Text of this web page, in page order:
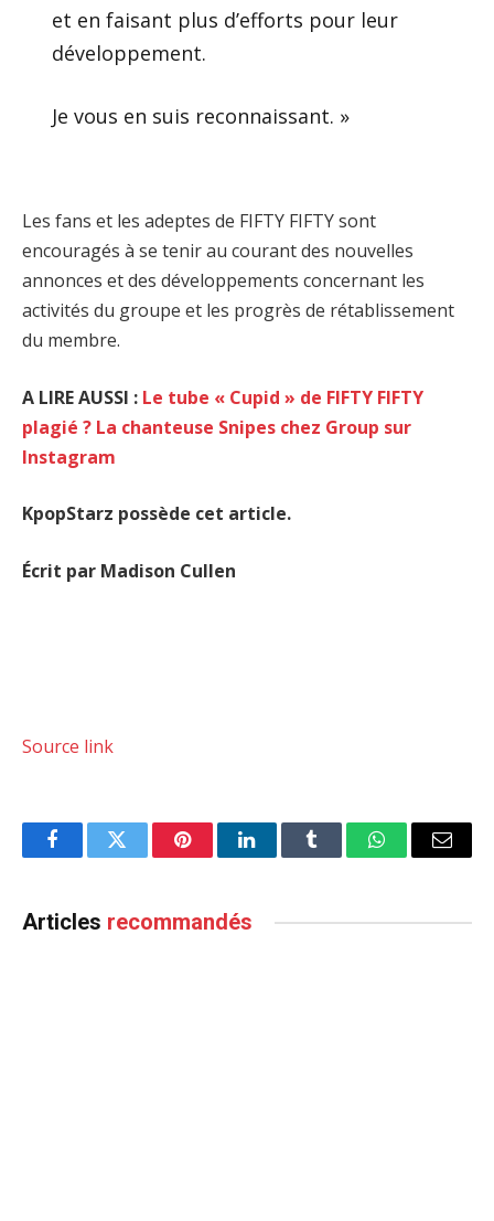
et en faisant plus d’efforts pour leur
développement.
Je vous en suis reconnaissant. »
Les fans et les adeptes de FIFTY FIFTY sont
encouragés à se tenir au courant des nouvelles
annonces et des développements concernant les
activités du groupe et les progrès de rétablissement
du membre.
A LIRE AUSSI : Le tube « Cupid » de FIFTY FIFTY
plagié ? La chanteuse Snipes chez Group sur
Instagram
KpopStarz possède cet article.
Écrit par Madison Cullen
Source link
FacebookTwitter PinterestLinkedInTumblr WhatsAppEmail
Articles recommandés